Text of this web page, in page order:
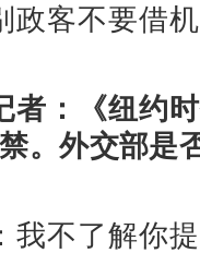
政客不要借
者：《纽约
。外交部是
我不了解你